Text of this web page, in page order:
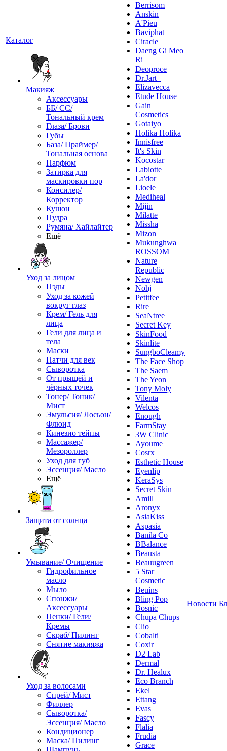
Каталог
Макияж
Аксессуары
ББ/ СС/
Тональный крем
Глаза/ Брови
Губы
База/ Праймер/
Тональная основа
Парфюм
Затирка для
маскировки пор
Консилер/
Корректор
Кушон
Пудра
Румяна/ Хайлайтер
Ещё
Уход за лицом
Пэды
Уход за кожей
вокруг глаз
Крем/ Гель для
лица
Гели для лица и
тела
Маски
Патчи для век
Сыворотка
От прыщей и
чёрных точек
Тонер/ Тоник/
Мист
Эмульсия/ Лосьон/
Флюид
Кинезио тейпы
Массажер/
Мезороллер
Уход для губ
Эссенция/ Масло
Ещё
Защита от солнца
Умывание/ Очищение
Гидрофильное
масло
Мыло
Спонжи/
Аксессуары
Пенки/ Гели/
Кремы
Скраб/ Пилинг
Снятие макияжа
Уход за волосами
Спрей/ Мист
Филлер
Сыворотка/
Эссенция/ Масло
Кондиционер
Маска/ Пилинг
Berrisom
Anskin
A'Pieu
Baviphat
Ciracle
Daeng Gi Meo
Ri
Deoproce
Dr.Jart+
Elizavecca
Etude House
Gain
Cosmetics
Gotaiyo
Holika Holika
Innisfree
It's Skin
Kocostar
Labiotte
La'dor
Lioele
Mediheal
Mijin
Milatte
Missha
Mizon
Mukunghwa
ROSSOM
Nature
Republic
Newgen
Nohj
Petitfee
Rire
SeaNtree
Secret Key
SkinFood
Skinlite
SungboCleamy
The Face Shop
The Saem
The Yeon
Tony Moly
Vilenta
Welcos
Enough
FarmStay
3W Clinic
Ayoume
Cosrx
Esthetic House
Eyenlip
KeraSys
Secret Skin
Amill
Aronyx
AsiaKiss
Aspasia
Banila Co
BBalance
Beausta
Beauugreen
5 Star
Cosmetic
Beuins
Bling Pop
Bosnic
Chupa Chups
Clio
Cobalti
Coxir
D2 Lab
Dermal
Dr. Healux
Eco Branch
Ekel
Ettang
Evas
Fascy
Flalia
Frudia
Grace
Новости